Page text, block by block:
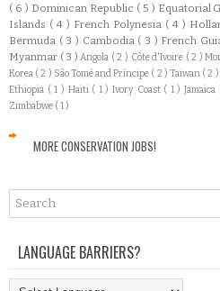
( 6 ) Dominican Republic ( 5 ) Equatorial
Islands ( 4 ) French Polynesia ( 4 )
Bermuda ( 3 ) Cambodia ( 3 ) French
Myanmar ( 3 )Angola ( 2 ) Côte d'Ivoire ( 2 )
Korea ( 2 ) São Tomé and Príncipe ( 2 ) Taiwan ( 2 )
Ethiopia ( 1 ) Haiti ( 1 ) Ivory Coast ( 1 )Jamaica
Zimbabwe ( 1 )
MORE CONSERVATION JOBS!
LANGUAGE BARRIERS?